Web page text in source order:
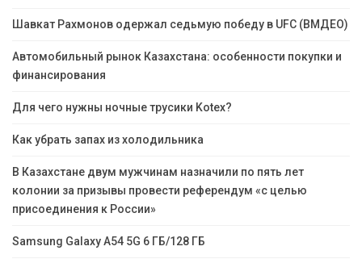
Шавкат Рахмонов одержал седьмую победу в UFC (ВМДЕО)
Автомобильный рынок Казахстана: особенности покупки и
финансирования
Для чего нужны ночные трусики Kotex?
Как убрать запах из холодильника
В Казахстане двум мужчинам назначили по пять лет
колонии за призывы провести референдум «с целью
присоединения к России»
Samsung Galaxy A54 5G 6 ГБ/128 ГБ